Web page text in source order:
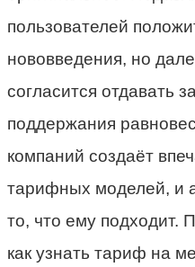
пользователей
нововведения, но
согласится отдавать
поддержания
компаний создаёт
тарифных моделей, и
то, что ему подходит.
как узнать тариф на